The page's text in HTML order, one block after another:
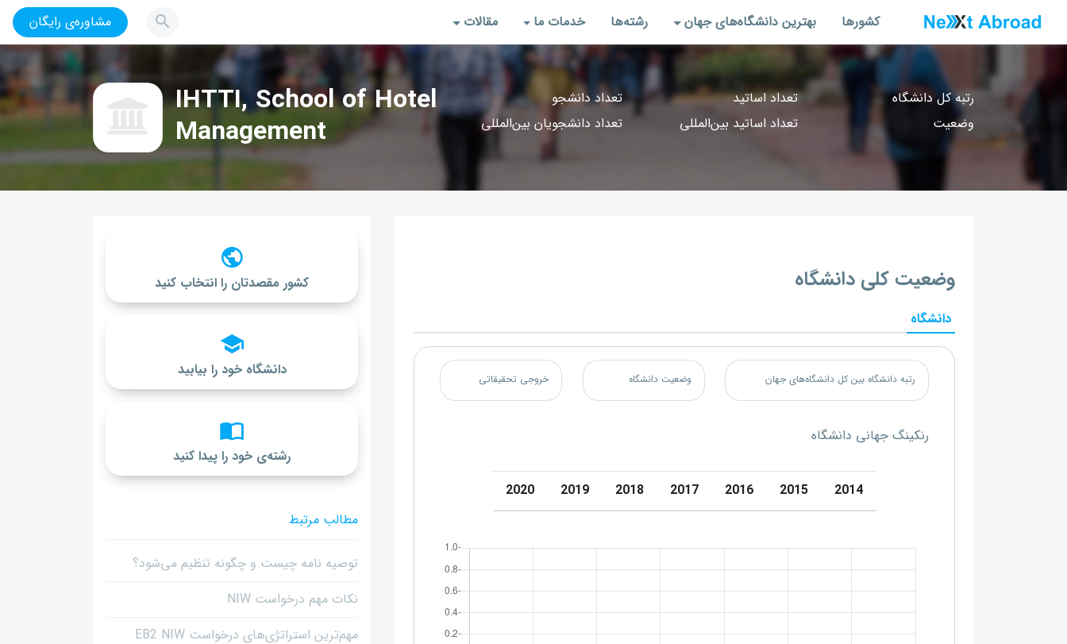
کشورها بهترین دانشگاه‌های جهان رشته‌‌ها خدمات ما مقالات مشاوره‌ی رایگان
رتبه کل دانشگاه تعداد اساتید
تعداد دانشجو
وضعیت
تعداد اساتید بین‌المللی تعداد دانشجویان بین‌المللی
IHTTI, School of Hotel
Management
وضعیت کلی دانشگاه
دانشگاه
رتبه دانشگاه بین کل دانشگاه‌های جهان وضعیت دانشگاه خروجی تحقیقاتی
رنکینگ جهانی دانشگاه
2014
2015
2016
2017
2018
2019
2020
کشور مقصدتان را انتخاب کنید
دانشگاه خود را بیابید
رشته‌ی خود را پیدا کنید
مطالب مرتبط
توصیه نامه چیست و چگونه تنظیم می‌شود؟
نکات مهم درخواست NIW
مهم‌ترین استراتژی‌های درخواست EB2 NIW